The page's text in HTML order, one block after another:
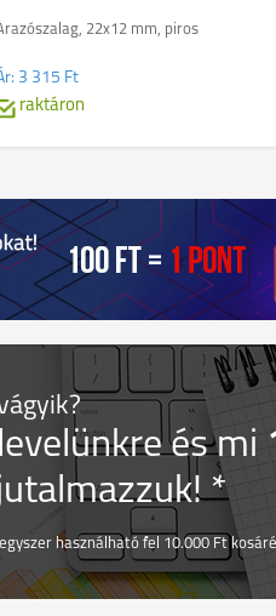
22x12 mm, piros
3 315 Ft
raktáron
és mi
*
használható fel 10.000 Ft